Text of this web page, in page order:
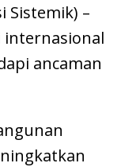
Sistemik) –
internasional
ancaman